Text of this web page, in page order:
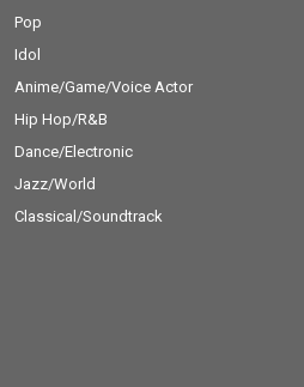
Pop
Idol
Anime/Game/Voice Actor
Hip Hop/R&B
Dance/Electronic
Jazz/World
Classical/Soundtrack